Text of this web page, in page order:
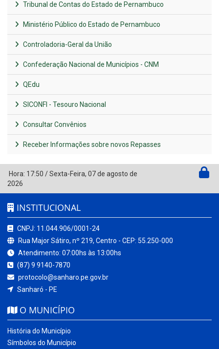
Tribunal de Contas do Estado de Pernambuco
Ministério Público do Estado de Pernambuco
Controladoria-Geral da União
Confederação Nacional de Municípios - CNM
QEdu
SICONFI - Tesouro Nacional
Consultar Convênios
Receber Informações sobre novos Repasses
Hora: 17:50 /Sexta-Feira, 07 de agosto de
2026
INSTITUCIONAL
CNPJ: 11.044.906/0001-24
Rua Major Sátiro, nº 219, Centro - CEP: 55.250-000
Atendimento: 07:00hs às 13:00hs
(87) 9 9140-7870
protocolo@sanharo.pe.gov.br
Sanharó - PE
O MUNICÍPIO
História do Município
Símbolos do Município